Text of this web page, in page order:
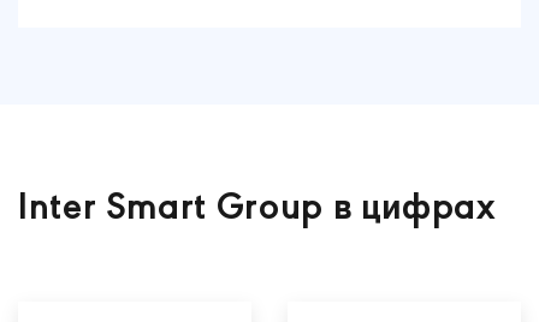
Inter Smart Group в цифрах